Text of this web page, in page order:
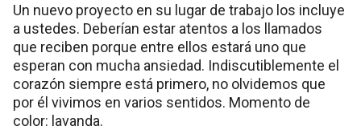
Un nuevo proyecto en su lugar de trabajo los incluye
a ustedes. Deberían estar atentos a los llamados
que reciben porque entre ellos estará uno que
esperan con mucha ansiedad. Indiscutiblemente el
corazón siempre está primero, no olvidemos que
por él vivimos en varios sentidos. Momento de
color: lavanda.